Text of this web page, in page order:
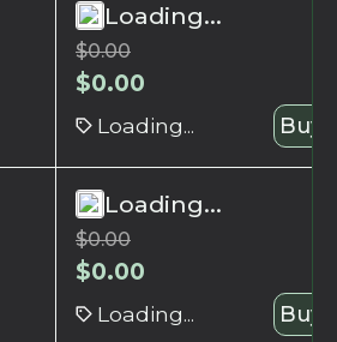
Loading...
$0.00
$0.00
Loading... Buy
Loading...
$0.00
$0.00
Loading... Buy